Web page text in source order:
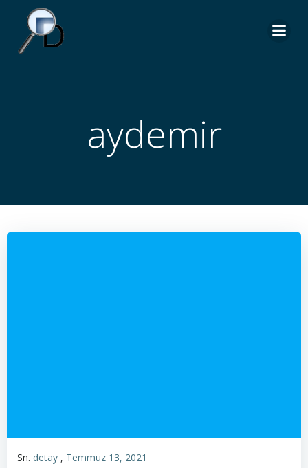
aydemir
Sn. detay , Temmuz 13, 2021